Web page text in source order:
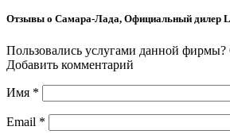
Отзывы о Самара-Лада, Официальный дилер
Пользовались услугами данной фирмы?
Добавить комментарий
Имя *
Email *